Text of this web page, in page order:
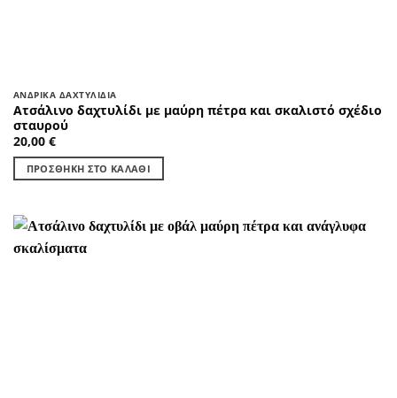
ΑΝΔΡΙΚΆ ΔΑΧΤΥΛΊΔΙΑ
Ατσάλινο δαχτυλίδι με μαύρη πέτρα και σκαλιστό σχέδιο
σταυρού
20,00 €
ΠΡΟΣΘΉΚΗ ΣΤΟ ΚΑΛΆΘΙ